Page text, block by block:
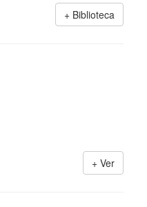
Biblioteca
Ver